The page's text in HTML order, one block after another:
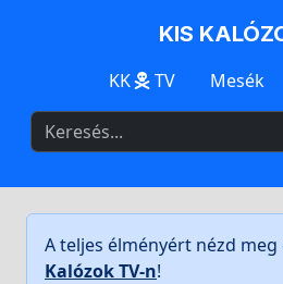
KIS
KK TV Mesék
A teljes élményért nézd meg
Kalózok TV-n!